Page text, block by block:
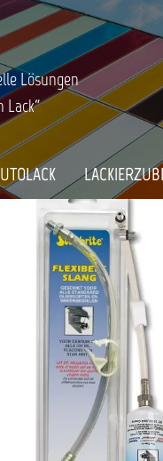
Lösungen
Lack“
& -Reparatur